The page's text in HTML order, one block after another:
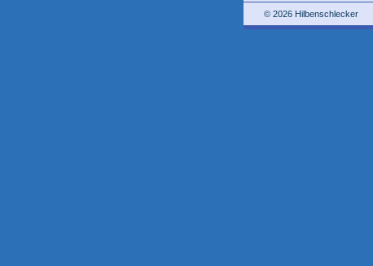
© 2026 Hilbenschlecker